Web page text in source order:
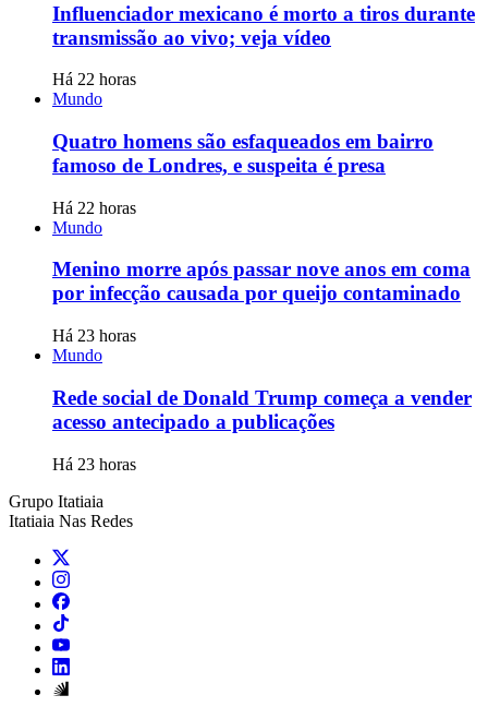
Influenciador mexicano é morto a tiros durante
transmissão ao vivo; veja vídeo
Há 22 horas
Mundo
Quatro homens são esfaqueados em bairro
famoso de Londres, e suspeita é presa
Há 22 horas
Mundo
Menino morre após passar nove anos em coma
por infecção causada por queijo contaminado
Há 23 horas
Mundo
Rede social de Donald Trump começa a vender
acesso antecipado a publicações
Há 23 horas
Grupo Itatiaia
Itatiaia Nas Redes